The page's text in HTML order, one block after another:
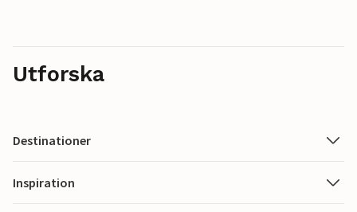
Utforska
Destinationer
Inspiration